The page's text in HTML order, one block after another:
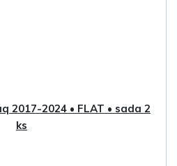
2017-2024 • FLAT • sada 2
ks